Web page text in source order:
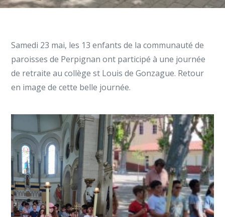
Samedi 23 mai, les 13 enfants de la communauté de
paroisses de Perpignan ont participé à une journée
de retraite au collège st Louis de Gonzague. Retour
en image de cette belle journée.